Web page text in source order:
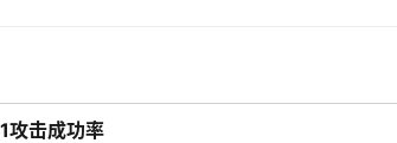
攻击成功率